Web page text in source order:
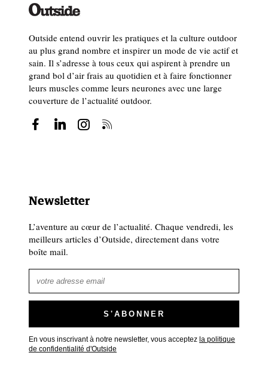
Outside entend ouvrir les pratiques et la culture outdoor
au plus grand nombre et inspirer un mode de vie actif et
sain. Il s’adresse à tous ceux qui aspirent à prendre un
grand bol d’air frais au quotidien et à faire fonctionner
leurs muscles comme leurs neurones avec une large
couverture de l’actualité outdoor.
Newsletter
L’aventure au cœur de l’actualité. Chaque vendredi, les
meilleurs articles d’Outside, directement dans votre
boîte mail.
En vous inscrivant à notre newsletter, vous acceptez la politique
de confidentialité d'Outside